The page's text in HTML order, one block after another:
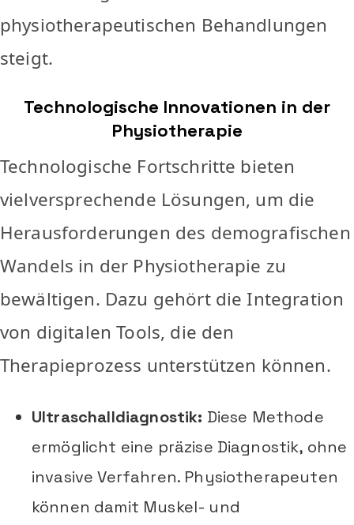
physiotherapeutischen Behandlungen
steigt.
Technologische Innovationen in der
Physiotherapie
Technologische Fortschritte bieten
vielversprechende Lösungen, um die
Herausforderungen des demografischen
Wandels in der Physiotherapie zu
bewältigen. Dazu gehört die Integration
von digitalen Tools, die den
Therapieprozess unterstützen können.
Ultraschalldiagnostik: Diese Methode
ermöglicht eine präzise Diagnostik, ohne
invasive Verfahren. Physiotherapeuten
können damit Muskel- und